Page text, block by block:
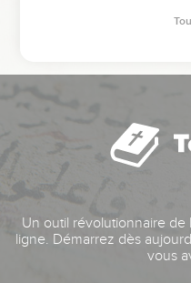
Un outil révolutionnaire
ligne. Démarrez dès
vous